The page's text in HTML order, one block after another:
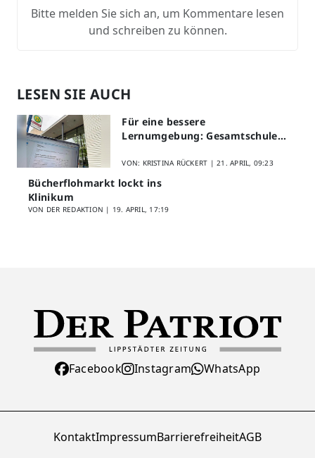
Bitte melden Sie sich an, um Kommentare lesen
und schreiben zu können.
LESEN SIE AUCH
Für eine bessere
Lernumgebung: Gesamtschule
Schülerfeedback
VON: KRISTINA RÜCKERT |21. APRIL, 09:23
Bücherflohmarkt lockt ins
Klinikum
VON DER REDAKTION | 19. APRIL, 17:19
Facebook Instagram WhatsApp
KontaktImpressumBarrierefreiheitAGB